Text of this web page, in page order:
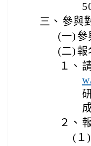
三、 參與
(一) 參
(二) 報
１、
２、
(１)